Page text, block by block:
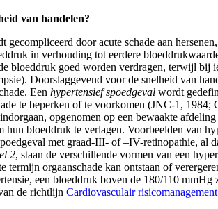
van handelen?
door acute schade aan
in verhouding tot eerdere
bloeddruk goed worden verdragen, terwijl bij
Doorslaggevend voor de snelheid van
Een hypertensief spoedgeval wordt
te beperken of te voorkomen (JNC-1,
opgenomen op een bewaakte
bloeddruk te verlagen. Voorbeelden van
met graad-III- of –IV-retinopathie, al
2, staan de verschillende vormen van een
orgaanschade kan ontstaan of
een bloeddruk boven de 180/110
de richtlijn Cardiovasculair risicomanagement